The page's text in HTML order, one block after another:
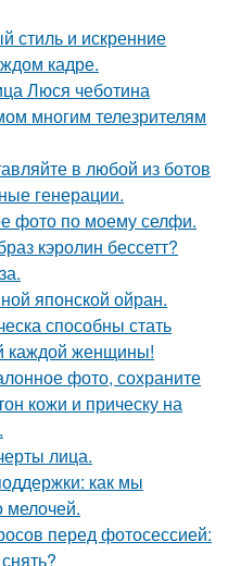
стиль и искренние
кадре.
Люся чеботина
многим телезрителям
в любой из ботов
генерации.
фото по моему селфи.
кэролин бессетт?
японской ойран.
способны стать
каждой женщины!
фото, сохраните
кожи и прическу на
лица.
как мы
мелочей.
перед фотосессией: